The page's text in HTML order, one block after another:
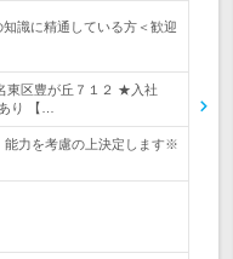
識に精通している方＜歓迎
東区豊が丘７１２ ★入社
り 【…
能力を考慮の上決定します※